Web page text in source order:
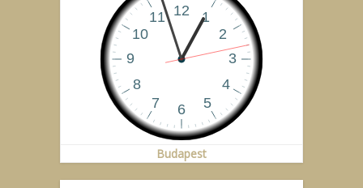
Budapest